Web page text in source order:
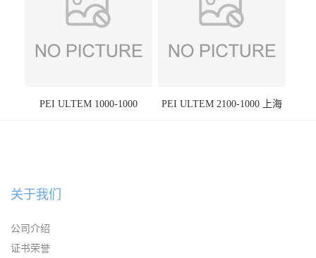
PEI ULTEM 1000-1000
PEI ULTEM 2100-1000 上海
关于我们
公司介绍
证书荣誉